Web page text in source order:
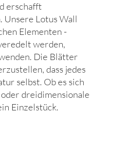
erschafft
Unsere Lotus Wall
Elementen -
werden,
Die Blätter
dass jedes
selbst. Ob es sich
dreidimensionale
Einzelstück.